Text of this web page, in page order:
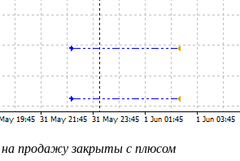
на продажу закрыты с плюсом